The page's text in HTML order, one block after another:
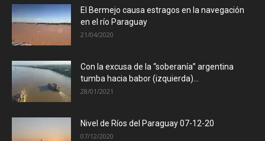
El Bermejo causa estragos en la navegación
en el río Paraguay
21/04/2020
Con la excusa de la “soberanía” argentina
tumba hacia babor (izquierda)...
28/01/2021
Nivel de Ríos del Paraguay 07-12-20
07/12/2020